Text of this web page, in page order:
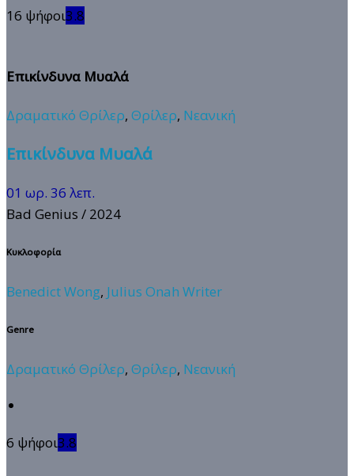
16 ψήφοι3.8
Επικίνδυνα Μυαλά
Δραματικό Θρίλερ, Θρίλερ, Νεανική
Επικίνδυνα Μυαλά
01 ωρ. 36 λεπ.
Bad Genius / 2024
Κυκλοφορία
Benedict Wong, Julius Onah Writer
Genre
Δραματικό Θρίλερ, Θρίλερ, Νεανική
6 ψήφοι3.8